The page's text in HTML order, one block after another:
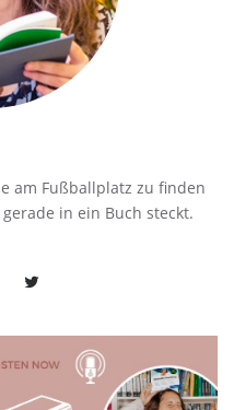
am Fußballplatz zu finden
in ein Buch steckt.